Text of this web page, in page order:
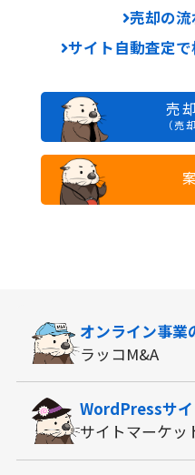
売却の
サイト自動査定で
売
（売
オンライン事業
ラッコM&A
WordPressサ
サイトマーケッ